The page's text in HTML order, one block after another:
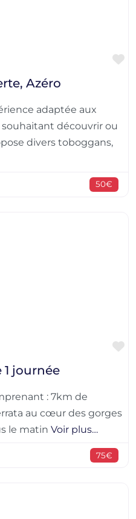
Azéro
adaptée aux
découvrir ou
divers toboggans,
50€
journée
: 7km de
au cœur des gorges
le matin Voir plus…
75€